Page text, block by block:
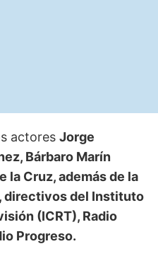
actores Jorge
Bárbaro Marín
la Cruz, además de la
directivos del Instituto
(ICRT), Radio
Progreso.